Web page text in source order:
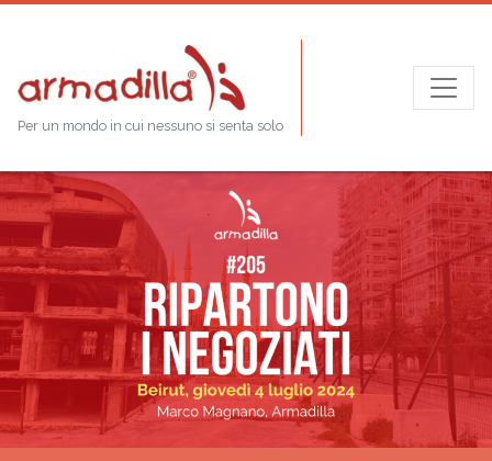
Per un mondo in cui nessuno si senta solo